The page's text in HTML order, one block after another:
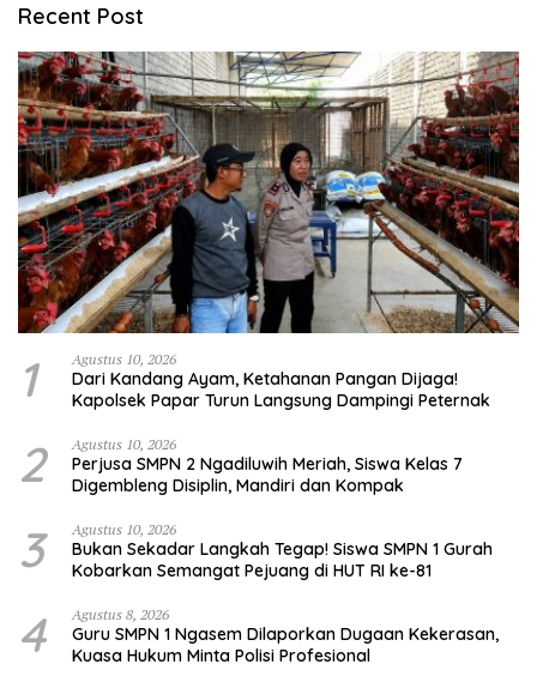
Recent Post
1 Agustus 10, 2026
Dari Kandang Ayam, Ketahanan Pangan Dijaga!
Kapolsek Papar Turun Langsung Dampingi Peternak
2 Agustus 10, 2026
Perjusa SMPN 2 Ngadiluwih Meriah, Siswa Kelas 7
Digembleng Disiplin, Mandiri dan Kompak
3 Agustus 10, 2026
Bukan Sekadar Langkah Tegap! Siswa SMPN 1 Gurah
Kobarkan Semangat Pejuang di HUT RI ke-81
4 Agustus 8, 2026
Guru SMPN 1 Ngasem Dilaporkan Dugaan Kekerasan,
Kuasa Hukum Minta Polisi Profesional